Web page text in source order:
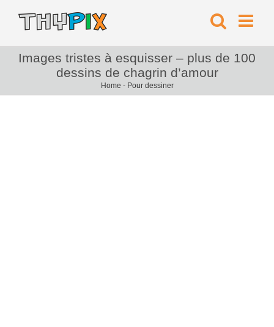
Images tristes à esquisser – plus de 100
dessins de chagrin d’amour
Home - Pour dessiner